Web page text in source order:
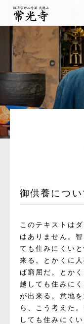
御供養につい
このテキストは
はありません。
ても住みにくい
来る。とかくに
ば窮屈だ。とか
越しても住みに
が出来る。意地
ら、こう考えた
しても住みにく